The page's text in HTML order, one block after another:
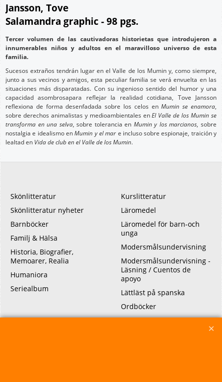
Jansson, Tove
Salamandra graphic - 98 pgs.
Tercer volumen de las cautivadoras historietas que introdujeron a
innumerables niños y adultos en el maravilloso universo de esta
familia.
Sucesos extraños tendrán lugar en el Valle de los Mumin y, como siempre,
junto a sus vecinos y amigos, esta peculiar familia se verá envuelta en las
situaciones más disparatadas. Con su ingenioso sentido del humor y una
capacidad asombrosapara reflejar la realidad cotidiana, Tove Jansson
reflexiona de forma desenfadada sobre los celos en Mumin se enamora,
sobre derechos animalistas y medioambientales en El Valle de los Mumin se
transforma en una selva, sobre tolerancia en Mumin y los marcianos, sobre
nostalgia e idealismo enMumin y el mar e incluso sobre espionaje, traición y
lealtad en Vida de club en el Valle de losMumin.
Skönlitteratur
Skönlitteratur nyheter
Barnböcker
Familj & Hälsa
Historia, Biografier,
Memoarer, Realia
Humaniora
Seriealbum
Kurslitteratur
Läromedel
Läromedel för barn-och
unga
Modersmålsundervisning
Modersmålsundervisning -
Läsning / Cuentos de
apoyo
Lättläst på spanska
Ordböcker
Didaktik, Metodologi